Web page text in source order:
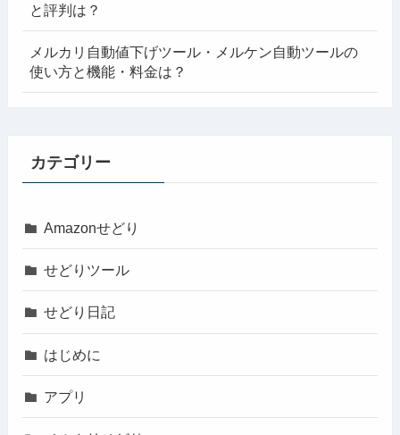
と評判は？
メルカリ自動値下げツール・メルケン自動ツールの
使い方と機能・料金は？
カテゴリー
Amazonせどり
せどりツール
せどり日記
はじめに
アプリ